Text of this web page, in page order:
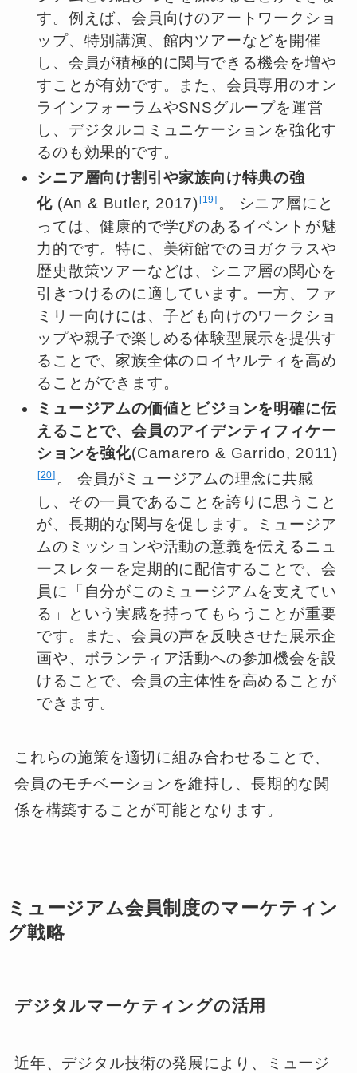
す。例えば、会員向けのアートワークショ
ップ、特別講演、館内ツアーなどを開催
し、会員が積極的に関与できる機会を増や
すことが有効です。また、会員専用のオン
ラインフォーラムやSNSグループを運営
し、デジタルコミュニケーションを強化す
るのも効果的です。
シニア層向け割引や家族向け特典の強
化(An & Butler, 2017) 19
。 シニア層にと
っては、健康的で学びのあるイベントが魅
力的です。特に、美術館でのヨガクラスや
歴史散策ツアーなどは、シニア層の関心を
引きつけるのに適しています。一方、ファ
ミリー向けには、子ども向けのワークショ
ップや親子で楽しめる体験型展示を提供す
ることで、家族全体のロイヤルティを高め
ることができます。
ミュージアムの価値とビジョンを明確に伝
えることで、会員のアイデンティフィケー
ションを強化(Camarero & Garrido, 2011)
20 。 会員がミュージアムの理念に共感
し、その一員であることを誇りに思うこと
が、長期的な関与を促します。ミュージア
ムのミッションや活動の意義を伝えるニュ
ースレターを定期的に配信することで、会
員に「自分がこのミュージアムを支えてい
る」という実感を持ってもらうことが重要
です。また、会員の声を反映させた展示企
画や、ボランティア活動への参加機会を設
けることで、会員の主体性を高めることが
できます。
これらの施策を適切に組み合わせることで、
会員のモチベーションを維持し、長期的な関
係を構築することが可能となります。
ミュージアム会員制度のマーケティン
グ戦略
デジタルマーケティングの活用
近年、デジタル技術の発展により、ミュージ